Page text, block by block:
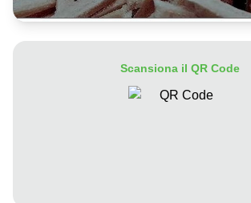
Scansiona il QR Code